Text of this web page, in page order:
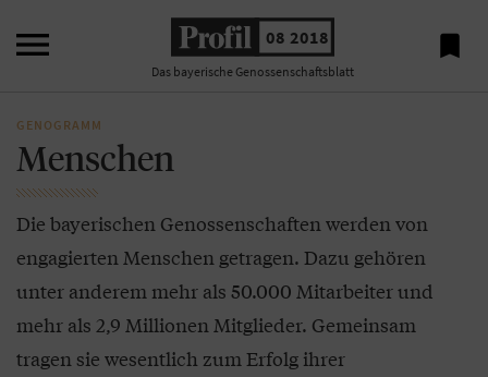
 08 2018
Das bayerische Genossenschaftsblatt

GENOGRAMM
Menschen
Die bayerischen Genossenschaften werden von
engagierten Menschen getragen. Dazu gehören
unter anderem mehr als 50.000 Mitarbeiter und
mehr als 2,9 Millionen Mitglieder. Gemeinsam
tragen sie wesentlich zum Erfolg ihrer